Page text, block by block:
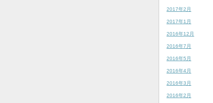
2017年2月
2017年1月
2016年12月
2016年7月
2016年5月
2016年4月
2016年3月
2016年2月